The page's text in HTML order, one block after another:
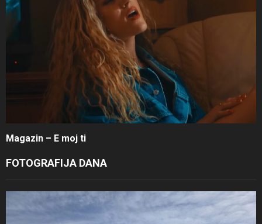
Magazin – E moj ti
FOTOGRAFIJA DANA